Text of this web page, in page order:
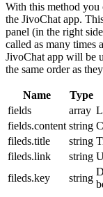
With this method you
the JivoChat app.
panel (in the right
called as many times
JivoChat app will be
the same order as
Name Type
fields
array
fields.content string
fileds.title
string
fileds.link
string
fileds.key
string